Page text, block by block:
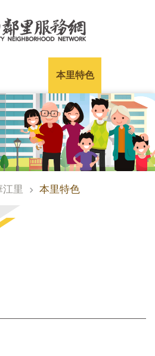
本里特色
江里 本里特色